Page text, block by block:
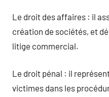
Le droit des affaires : il
création de sociétés, et
litige commercial.
Le droit pénal : il
victimes dans les